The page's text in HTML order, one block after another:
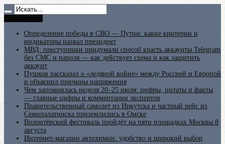
Определение победы в СВО — Путин: какие критерии и
индикаторы назвал президент
МВД: преступники придумали способ красть аккаунты Telegram
без СМС и пароля — как действует схема и как защитить
аккаунт
Пушков рассказал о «ледяной войне» между Россией и Европой
и объяснил причины напряжения
Чем запомнилась неделя 20–25 июля: цифры, цитаты и факты
— главные цифры и комментарии экспертов
Правительственный самолет из Иркутска и частный рейс из
Семипалатинска приземлились в Омске
Волонтёрский фестиваль пройдёт на пяти площадках Москвы 8
августа
Интернет-магазин автохимии: удобство и широкий выбор